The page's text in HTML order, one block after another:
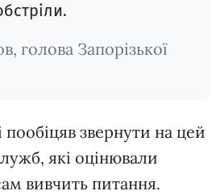
голова Запорізької
пообіцяв звернути на цей
які оцінювали
вивчить питання.